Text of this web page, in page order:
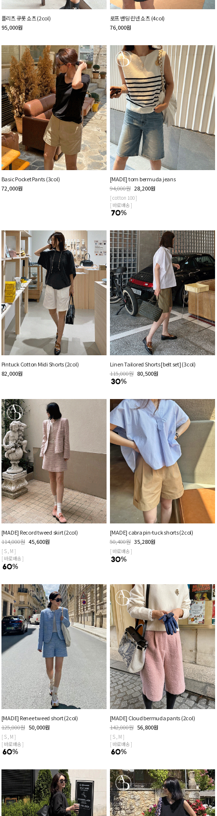
플리츠 큐롯 쇼츠 (2col)
95,000원
로프 밴딩 린넨 쇼츠 (4col)
76,000원
Basic Pocket Pants (3col)
72,000원
[MADE] tom bermuda jeans
94,000원 28,200원
[ cotton 100 ]
[ 바로배송 ]
Pintuck Cotton Midi Shorts (2col)
82,000원
Linen Tailored Shorts [belt set] (3col)
115,000원 80,500원
[MADE] Record tweed skirt (2col)
114,000원 45,600원
[ S , M ]
[ 바로배송 ]
[MADE] cabra pin-tuck shorts (2col)
50,400원 35,280원
[ 바로배송 ]
[MADE] Renee tweed short (2col)
125,000원 50,000원
[ S , M ]
[ 바로배송 ]
[MADE] Cloud bermuda pants (2col)
142,000원 56,800원
[ S , M ]
[ 바로배송 ]